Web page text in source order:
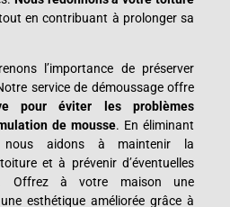
en contribuant à prolonger sa
l’importance de préserver
service de démoussage offre
pour éviter les problèmes
de mousse. En éliminant
nous aidons à maintenir la
et à prévenir d’éventuelles
Offrez à votre maison une
esthétique améliorée grâce à